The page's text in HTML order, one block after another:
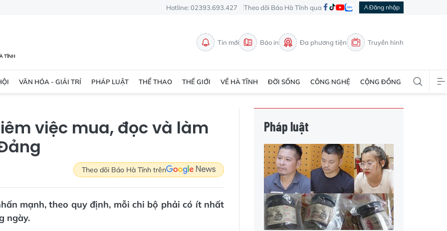
Hotline: 02393.693.427 Theo dõi Báo Hà Tĩnh qua Đăng nhập
Tin mới Báo in Đa phương tiện Truyền hình
VĂN HÓA - GIẢI TRÍ PHÁP LUẬT THỂ THAO THẾ GIỚI VỀ HÀ TĨNH ĐỜI SỐNG CÔNG NGHỆ CỘNG ĐỒNG
việc mua, đọc và làm
Theo dõi Báo Hà Tĩnh trên
mạnh, theo quy định, mỗi chi bộ phải có ít nhất
ngày.
Pháp luật